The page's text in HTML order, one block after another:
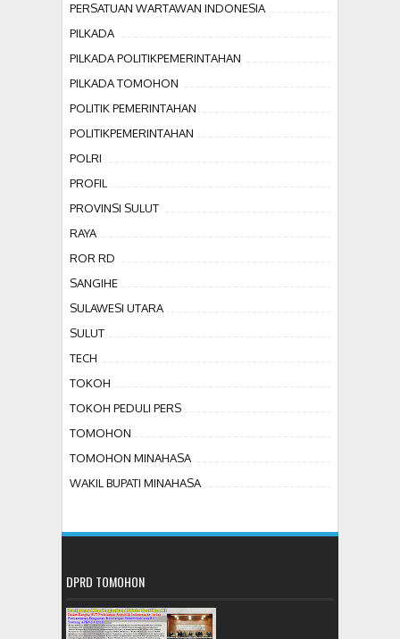
PERSATUAN WARTAWAN INDONESIA
PILKADA
PILKADA POLITIKPEMERINTAHAN
PILKADA TOMOHON
POLITIK PEMERINTAHAN
POLITIKPEMERINTAHAN
POLRI
PROFIL
PROVINSI SULUT
RAYA
ROR RD
SANGIHE
SULAWESI UTARA
SULUT
TECH
TOKOH
TOKOH PEDULI PERS
TOMOHON
TOMOHON MINAHASA
WAKIL BUPATI MINAHASA
DPRD TOMOHON